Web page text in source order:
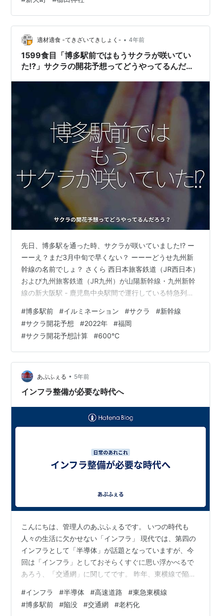
数日本一を誇る。また博多祇園山笠、筥崎宮放生会とと
もに福岡博多を代表する祭りの一つとして知られてい
る。現在は福岡市・福岡商工会議所・（公財）福岡観光
コンベンションビューローによる「福…
適材適食 -てきざいてきしょく- • 4年前
1599食目「博多駅前ではもうサクラが咲いてい
た!?」サクラの開花予想ってどうやってるんだろ
先日、博多駅を通った時、サクラが咲いていました!? ー
ーーえ？まだ3月中旬で早くない？ ーーーどうせ九州新
幹線の名前でしょ？ さくら 西日本旅客鉄道（JR西日本）
および九州旅客鉄道（JR九州）が山陽新幹線・九州新幹
線の新大阪駅 - 鹿児島中央駅間で運行している特急列車
くら (新幹線) - Wikipedia いえいえ、樹に咲くサクラで
す。 サクラ（桜、英：Cherry blossom、Japanese
cherry、Sakura） バラ科サクラ亜科サクラ属（国によっ
てはスモモ属に分類)の落葉広葉樹の総称。又はその花で
ある。一般的に春に桜色と表…
#博多駅前 #イルミネーション #サクラ #新幹線
#サクラ開花予想 #2022年 #福岡
#サクラ開花予想計算 #600℃
あぷふぇる • 5年前
インフラ整備が必要な時代へ
こんにちは、管理人のあぷふぇるです。 いつの時代も
人々の生活に欠かせない「インフラ」 現代では、第四の
インフラとして「半導体」が話題となっていますが、今
回は「インフラ」としておそらくすぐに思い浮かべるで
あろう、「交通網」に関してです。 昨年、東横線で陥没
で陥没が起きたそうなのですが、約3時間で普及したとの
ことです。 呟いたとおりですが、博多の道路陥没事故の
#インフラ #半導体 #高速道路 #東急東横線
#博多駅前 #陥没 #交通網 #老朽化